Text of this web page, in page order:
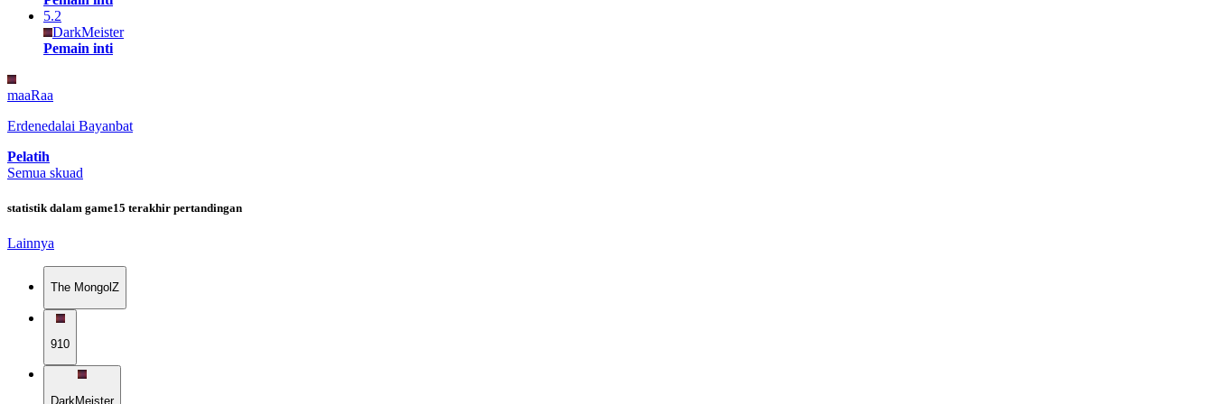
5.2
DarkMeister
Pemain inti
maaRaa
Erdenedalai Bayanbat
Pelatih
Semua skuad
statistik dalam game15 terakhir pertandingan
Lainnya
The MongolZ
910
DarkMeister